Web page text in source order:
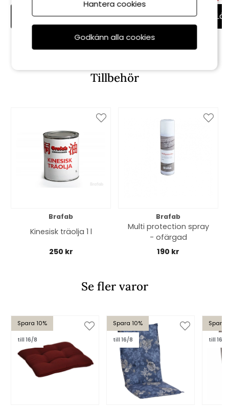
Lägg i varukorg Lägg i varukorg
Tillbehör
Brafab
Kinesisk träolja 1 l
250 kr
Brafab
Multi protection spray
- ofärgad
190 kr
Se fler varor
Spara 10%
till 16/8
Spara 10%
till 16/8
Spara
till 16/8
Hantera cookies
Godkänn alla cookies